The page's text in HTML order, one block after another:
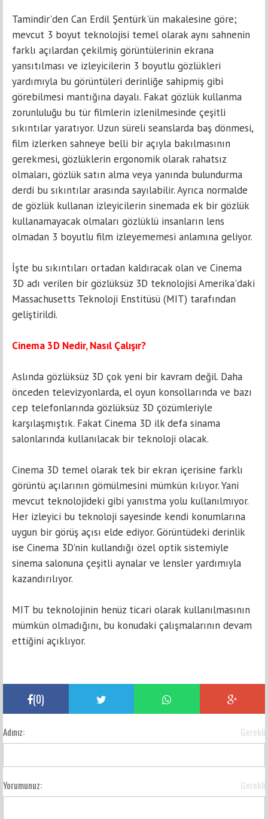
Tamindir'den Can Erdil Şentürk'ün makalesine göre;
mevcut 3 boyut teknolojisi temel olarak aynı sahnenin
farklı açılardan çekilmiş görüntülerinin ekrana
yansıtılması ve izleyicilerin 3 boyutlu gözlükleri
yardımıyla bu görüntüleri derinliğe sahipmiş gibi
görebilmesi mantığına dayalı. Fakat gözlük kullanma
zorunluluğu bu tür filmlerin izlenilmesinde çeşitli
sıkıntılar yaratıyor. Uzun süreli seanslarda baş dönmesi,
film izlerken sahneye belli bir açıyla bakılmasının
gerekmesi, gözlüklerin ergonomik olarak rahatsız
olmaları, gözlük satın alma veya yanında bulundurma
derdi bu sıkıntılar arasında sayılabilir. Ayrıca normalde
de gözlük kullanan izleyicilerin sinemada ek bir gözlük
kullanamayacak olmaları gözlüklü insanların lens
olmadan 3 boyutlu film izleyememesi anlamına geliyor.
İşte bu sıkıntıları ortadan kaldıracak olan ve Cinema
3D adı verilen bir gözlüksüz 3D teknolojisi Amerika'daki
Massachusetts Teknoloji Enstitüsü (MIT) tarafından
geliştirildi.
Cinema 3D Nedir, Nasıl Çalışır?
Aslında gözlüksüz 3D çok yeni bir kavram değil. Daha
önceden televizyonlarda, el oyun konsollarında ve bazı
cep telefonlarında gözlüksüz 3D çözümleriyle
karşılaşmıştık. Fakat Cinema 3D ilk defa sinama
salonlarında kullanılacak bir teknoloji olacak.
Cinema 3D temel olarak tek bir ekran içerisine farklı
görüntü açılarının gömülmesini mümkün kılıyor. Yani
mevcut teknolojideki gibi yanıstma yolu kullanılmıyor.
Her izleyici bu teknoloji sayesinde kendi konumlarına
uygun bir görüş açısı elde ediyor. Görüntüdeki derinlik
ise Cinema 3D'nin kullandığı özel optik sistemiyle
sinema salonuna çeşitli aynalar ve lensler yardımıyla
kazandırılıyor.
MIT bu teknolojinin henüz ticari olarak kullanılmasının
mümkün olmadığını, bu konudaki çalışmalarının devam
ettiğini açıklıyor.
(0)
Adınız: Gerekli
Yorumunuz: Gerekli